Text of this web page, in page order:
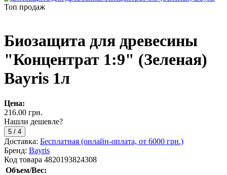
Топ продаж
Биозащита для древесины
"Концентрат 1:9" (Зеленая)
Bayris 1л
Цена:
216.00 грн.
Нашли дешевле?
5 / 4
Доставка: Бесплатная (онлайн-оплата, от 6000 грн.)
Бренд: Bayris
Код товара 4820193824308
Объем/Вес: